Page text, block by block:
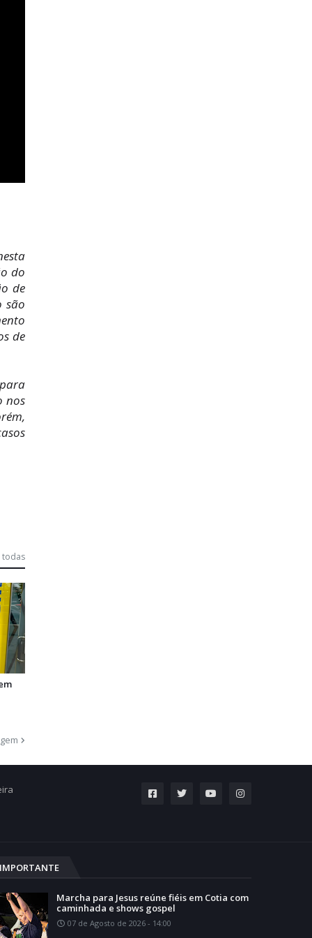
do
de
são
de
nos
todas
IMPORTANTE
Marcha para Jesus reúne fiéis em Cotia com
caminhada e shows gospel
07 de Agosto de 2026 - 14:00